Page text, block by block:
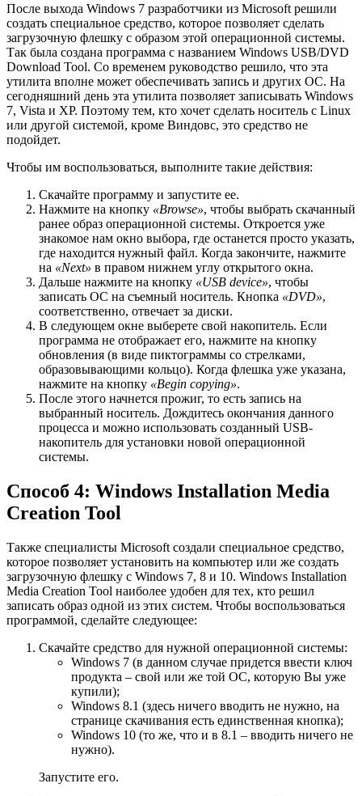
После выхода Windows 7 разработчики из Microsoft решили
создать специальное средство, которое позволяет сделать
загрузочную флешку с образом этой операционной системы.
Так была создана программа с названием Windows USB/DVD
Download Tool. Со временем руководство решило, что эта
утилита вполне может обеспечивать запись и других ОС. На
сегодняшний день эта утилита позволяет записывать Windows
7, Vista и XP. Поэтому тем, кто хочет сделать носитель с Linux
или другой системой, кроме Виндовс, это средство не
подойдет.
Чтобы им воспользоваться, выполните такие действия:
Скачайте программу и запустите ее.
Нажмите на кнопку «Browse», чтобы выбрать скачанный
ранее образ операционной системы. Откроется уже
знакомое нам окно выбора, где останется просто указать,
где находится нужный файл. Когда закончите, нажмите
на «Next» в правом нижнем углу открытого окна.
Дальше нажмите на кнопку «USB device», чтобы
записать ОС на съемный носитель. Кнопка «DVD»,
соответственно, отвечает за диски.
В следующем окне выберете свой накопитель. Если
программа не отображает его, нажмите на кнопку
обновления (в виде пиктограммы со стрелками,
образовывающими кольцо). Когда флешка уже указана,
нажмите на кнопку «Begin copying».
После этого начнется прожиг, то есть запись на
выбранный носитель. Дождитесь окончания данного
процесса и можно использовать созданный USB-
накопитель для установки новой операционной
системы.
Способ 4: Windows Installation Media
Creation Tool
Также специалисты Microsoft создали специальное средство,
которое позволяет установить на компьютер или же создать
загрузочную флешку с Windows 7, 8 и 10. Windows Installation
Media Creation Tool наиболее удобен для тех, кто решил
записать образ одной из этих систем. Чтобы воспользоваться
программой, сделайте следующее:
Скачайте средство для нужной операционной системы:
Windows 7 (в данном случае придется ввести ключ
продукта – свой или же той ОС, которую Вы уже
купили);
Windows 8.1 (здесь ничего вводить не нужно, на
странице скачивания есть единственная кнопка);
Windows 10 (то же, что и в 8.1 – вводить ничего не
нужно).
Запустите его.